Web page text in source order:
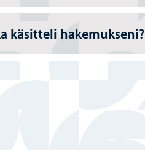
käsitteli hakemukseni?